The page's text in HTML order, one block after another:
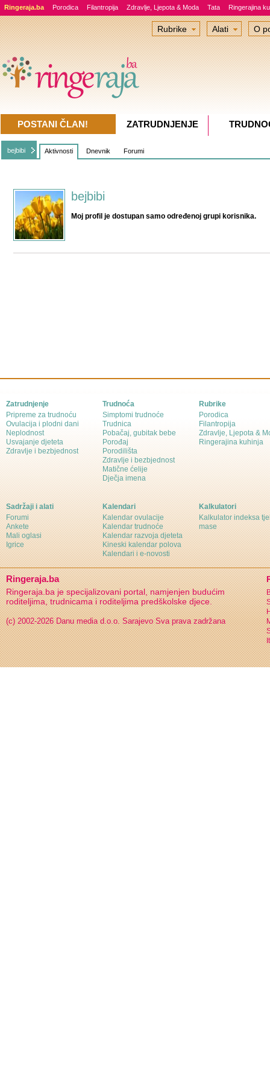
Ringeraja.ba Porodica Filantropija Zdravlje, Ljepota & Moda Tata Ringerajina
bejbibi Aktivnosti Dnevnik Forumi
bejbibi
Moj profil je dostupan samo određenoj grupi korisnika.
Rubrike Alati O
POSTANI ČLAN! ZATRUDNJENJE
Zatrudnjenje
Pripreme za trudnoću
Ovulacija i plodni dani
Neplodnost
Usvajanje djeteta
Zdravlje i bezbjednost
Trudnoća
Simptomi trudnoće
Trudnica
Pobačaj, gubitak bebe
Porođaj
Porodilišta
Zdravlje i bezbjednost
Matične ćelije
Dječja imena
Rubrike
Porodica
Filantropija
Zdravlje, Ljepota &
Ringerajina kuhinja
Sadržaji i alati
Forumi
Ankete
Mali oglasi
Igrice
Kalendari
Kalendar ovulacije
Kalendar trudnoće
Kalendar razvoja djeteta
Kineski kalendar polova
Kalendari i e-novosti
Kalkulatori
Kalkulator indeksa
mase
Ringeraja.ba
Ringeraja.ba je specijalizovani portal, namjenjen budućim
roditeljima, trudnicama i roditeljima predškolske djece.
(c) 2002-2026 Danu media d.o.o. Sarajevo Sva prava zadržana